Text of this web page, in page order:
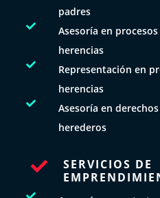
padres

Asesoría en
herencias

Representación en
herencias

Asesoría en
herederos

SERVICIOS DE
